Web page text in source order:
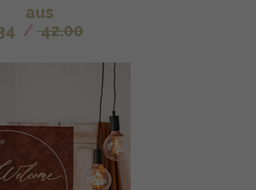
aus
/ 42.00